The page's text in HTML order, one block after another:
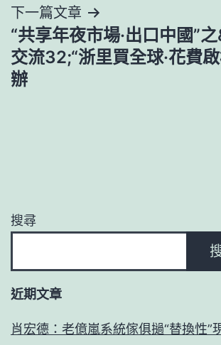
覽
下一篇文章
“共享年夜市場·出口中國”
交流32;“浙里買全球·花費
辦
搜尋
近期文章
肖宏德：老億嵐系統傢俱撾“替換性”